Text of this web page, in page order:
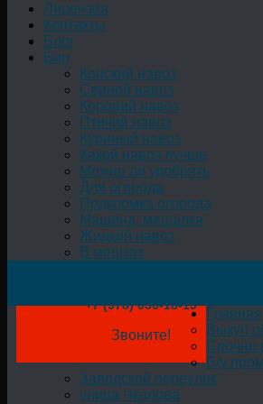
Лицензия
Контакты
Блог
Био
Конский навоз
Свиной навоз
Коровий навоз
Птичий навоз
Куриный навоз
Какой навоз лучше
Можно ли удобрять
Для огорода
Подкормка огорода
Машина, мешалка
Жидкий навоз
В мешках
+7 (978) 050-18-19
Звоните!
Главная
Выкуп
Срочно
Б/у
Заводской переулок
улица Чкалова